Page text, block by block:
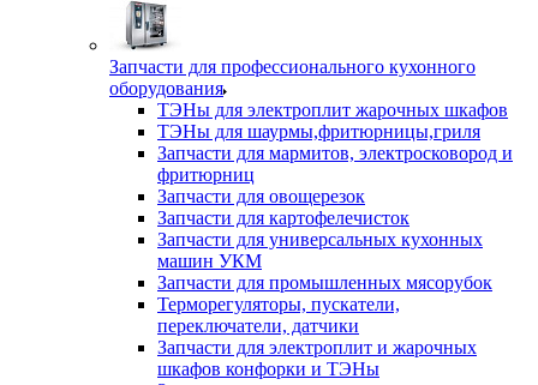
Запчасти для профессионального кухонного
оборудования
ТЭНы для электроплит жарочных шкафов
ТЭНы для шаурмы,фритюрницы,гриля
Запчасти для мармитов, электросковород и
фритюрниц
Запчасти для овощерезок
Запчасти для картофелечисток
Запчасти для универсальных кухонных
машин УКМ
Запчасти для промышленных мясорубок
Терморегуляторы, пускатели,
переключатели, датчики
Запчасти для электроплит и жарочных
шкафов конфорки и ТЭНы